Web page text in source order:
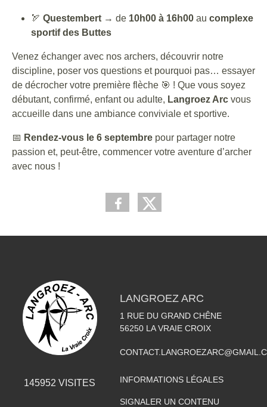
🏹 Questembert → de 10h00 à 16h00 au complexe
sportif des Buttes
Venez échanger avec nos archers, découvrir notre
discipline, poser vos questions et pourquoi pas… essayer
de décrocher votre première flèche 🎯 ! Que vous soyez
débutant, confirmé, enfant ou adulte, Langroez Arc vous
accueille dans une ambiance conviviale et sportive.
📅 Rendez-vous le 6 septembre pour partager notre
passion et, peut-être, commencer votre aventure d’archer
avec nous !
145952 VISITES
LANGROEZ ARC
1 RUE DU GRAND CHÊNE
56250 LA VRAIE CROIX
INFORMATIONS LÉGALES
SIGNALER UN CONTENU